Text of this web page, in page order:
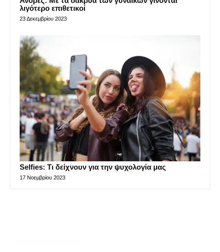
λιγότερο επιθετικοί
23 Δεκεμβρίου 2023
Selfies: Τι δείχνουν για την ψυχολογία μας
17 Νοεμβρίου 2023